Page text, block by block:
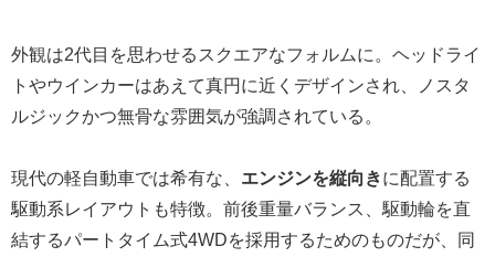
外観は2代目を思わせるスクエアなフォルムに。ヘッドライ
トやウインカーはあえて真円に近くデザインされ、ノスタ
ルジックかつ無骨な雰囲気が強調されている。
現代の軽自動車では希有な、 エンジンを縦向きに配置する
駆動系レイアウトも特徴。前後重量バランス、駆動輪を直
結するパートタイム式4WDを採用するためのものだが、同